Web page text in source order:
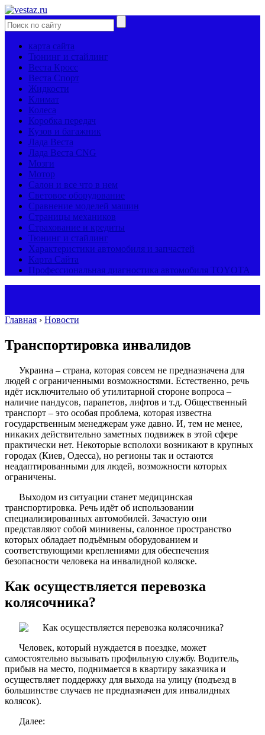
карта сайта
Тюнинг и стайлинг
Веста Кросс
Веста Спорт
Жидкости
Климат
Колеса
Коробка передач
Кузов и багажник
Лада Веста
Лада Веста CNG
Мозги
Мотор
Салон и все что в нем
Световое оборудование
Сравнение моделей машин
Страницы механиков
Страхование и кредиты
Тюнинг и стайлинг
Характеристики автомобиля и запчастей
Карта Сайта
Профессиональная диагностика автомобиля TOYOTA
Главная › Новости
Транспортировка инвалидов
Украина – страна, которая совсем не предназначена для
людей с ограниченными возможностями. Естественно, речь
идёт исключительно об утилитарной стороне вопроса –
наличие пандусов, парапетов, лифтов и т.д. Общественный
транспорт – это особая проблема, которая известна
государственным менеджерам уже давно. И, тем не менее,
никаких действительно заметных подвижек в этой сфере
практически нет. Некоторые всполохи возникают в крупных
городах (Киев, Одесса), но регионы так и остаются
неадаптированными для людей, возможности которых
ограничены.
Выходом из ситуации станет медицинская
транспортировка. Речь идёт об использовании
специализированных автомобилей. Зачастую они
представляют собой минивены, салонное пространство
которых обладает подъёмным оборудованием и
соответствующими креплениями для обеспечения
безопасности человека на инвалидной коляске.
Как осуществляется перевозка
колясочника?
Человек, который нуждается в поездке, может
самостоятельно вызывать профильную службу. Водитель,
прибыв на место, поднимается в квартиру заказчика и
осуществляет поддержку для выхода на улицу (подъезд в
большинстве случаев не предназначен для инвалидных
колясок).
Далее: